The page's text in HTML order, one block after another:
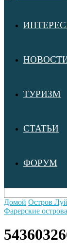
ТУРИЗМ
СТАТЬИ
ФОРУМ
Домой Остров
Фарерские острова